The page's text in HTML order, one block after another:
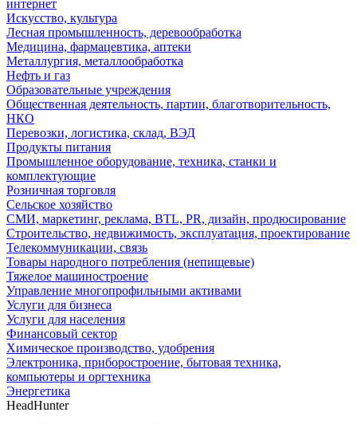
интернет
Искусство, культура
Лесная промышленность, деревообработка
Медицина, фармацевтика, аптеки
Металлургия, металлообработка
Нефть и газ
Образовательные учреждения
Общественная деятельность, партии, благотворительность,
НКО
Перевозки, логистика, склад, ВЭД
Продукты питания
Промышленное оборудование, техника, станки и
комплектующие
Розничная торговля
Сельское хозяйство
СМИ, маркетинг, реклама, BTL, PR, дизайн, продюсирование
Строительство, недвижимость, эксплуатация, проектирование
Телекоммуникации, связь
Товары народного потребления (непищевые)
Тяжелое машиностроение
Управление многопрофильными активами
Услуги для бизнеса
Услуги для населения
Финансовый сектор
Химическое производство, удобрения
Электроника, приборостроение, бытовая техника,
компьютеры и оргтехника
Энергетика
HeadHunter